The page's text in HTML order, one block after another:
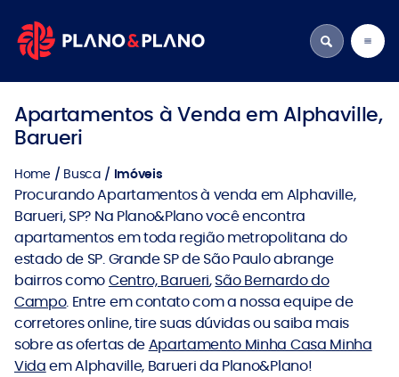
Apartamentos à Venda em Alphaville,
Barueri
Home Busca Imóveis
Procurando Apartamentos à venda em Alphaville,
Barueri, SP? Na Plano&Plano você encontra
apartamentos em toda região metropolitana do
estado de SP. Grande SP de São Paulo abrange
bairros comoCentro, Barueri,São Bernardo do
Campo. Entre em contato com a nossa equipe de
corretores online, tire suas dúvidas ou saiba mais
sobre as ofertas deApartamento Minha Casa Minha
Vidaem Alphaville, Barueri da Plano&Plano!